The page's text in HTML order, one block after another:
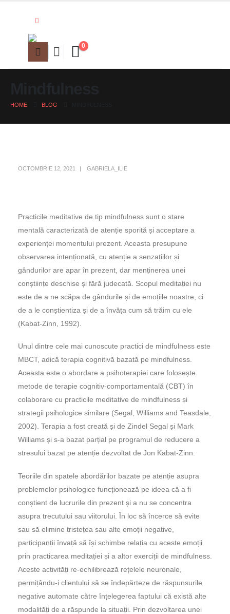
0
HOME BLOG
OCTOMBRIE 12, 2021 GABRIELA_ILIE
Practicile meditative de tip mindfulness sunt o stare
mentală caracterizată de atenție sporită și acceptare a
experienței momentului prezent. Aceasta presupune
observarea intenționată, cu atenție a senzațiilor și
gândurilor are apar în prezent, dar menținerea unei
conștiințe deschise și fără judecată. Scopul meditației nu
este de a ne scăpa de gândurile și de emoțiile noastre, ci
de a le conștientiza și de a învăța cum să trăim cu ele
(Kabat-Zinn, 1992).
Unul dintre cele mai cunoscute practici de mindfulness este
MBCT, adică terapia cognitivă bazată pe mindfulness.
Aceasta este o abordare a psihoterapiei care folosește
metode de terapie cognitiv-comportamentală (CBT) în
colaborare cu practicile meditative de mindfulness și
strategii psihologice similare (Segal, Williams and Teasdale,
2002). Terapia a fost creată și de Zindel Segal și Mark
Williams și s-a bazat parțial pe programul de reducere a
stresului bazat pe atenție dezvoltat de Jon Kabat-Zinn.
Teoriile din spatele abordărilor bazate pe atenție asupra
problemelor psihologice funcționează pe ideea că a fi
conștient de lucrurile din prezent și a nu se concentra
asupra trecutului sau viitorului. În loc să încerce să evite
sau să elimine tristețea sau alte emoții negative,
participanții învață să își schimbe relația cu aceste emoții
prin practicarea meditației și a altor exerciții de mindfulness.
Aceste activități re-echilibrează rețelele neuronale,
permițându-i clientului să se îndepărteze de răspunsurile
negative automate către înțelegerea faptului că există alte
modalități de a răspunde la situații. Prin dezvoltarea unei